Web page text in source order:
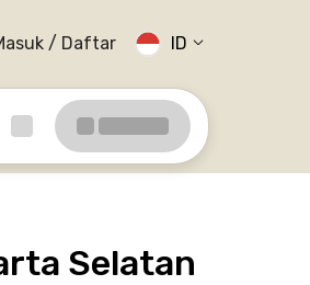
/ Daftar ID
Selatan